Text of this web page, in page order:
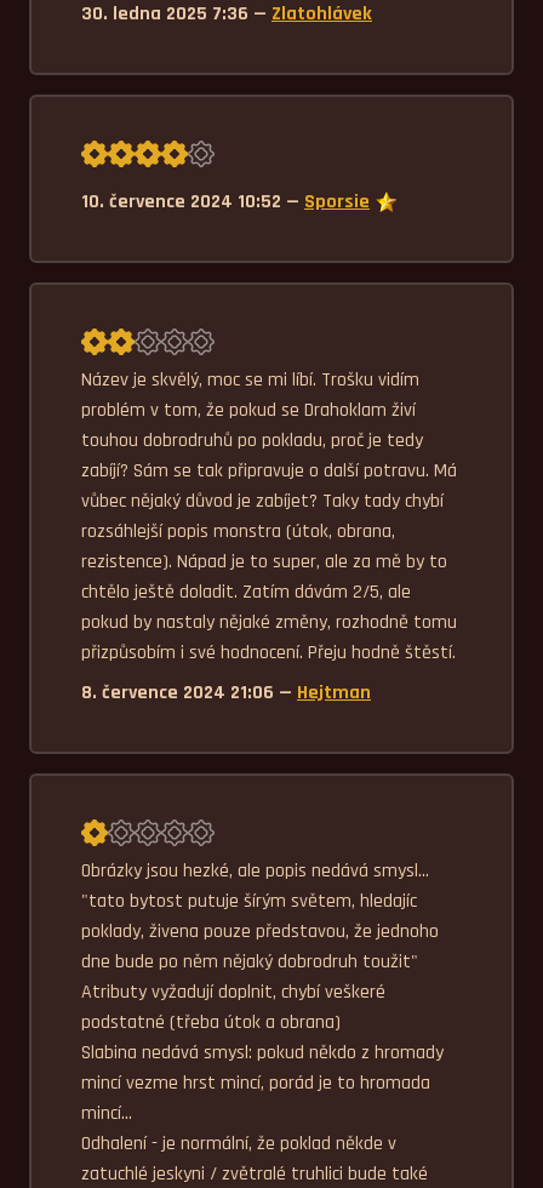
30. ledna 2025 7:36 — Zlatohlávek
Průměrné hodnocení 4,0.
10. července 2024 10:52 — Sporsie
Průměrné hodnocení 2,0.
Název je skvělý, moc se mi líbí. Trošku vidím
problém v tom, že pokud se Drahoklam živí
touhou dobrodruhů po pokladu, proč je tedy
zabíjí? Sám se tak připravuje o další potravu. Má
vůbec nějaký důvod je zabíjet? Taky tady chybí
rozsáhlejší popis monstra (útok, obrana,
rezistence). Nápad je to super, ale za mě by to
chtělo ještě doladit. Zatím dávám 2/5, ale
pokud by nastaly nějaké změny, rozhodně tomu
přizpůsobím i své hodnocení. Přeju hodně štěstí.
8. července 2024 21:06 — Hejtman
Průměrné hodnocení 1,0.
Obrázky jsou hezké, ale popis nedává smysl...
"tato bytost putuje šírým světem, hledajíc
poklady, živena pouze představou, že jednoho
dne bude po něm nějaký dobrodruh toužit"
Atributy vyžadují doplnit, chybí veškeré
podstatné (třeba útok a obrana)
Slabina nedává smysl: pokud někdo z hromady
mincí vezme hrst mincí, porád je to hromada
mincí...
Odhalení - je normální, že poklad někde v
zatuchlé jeskyni / zvětralé truhlici bude také